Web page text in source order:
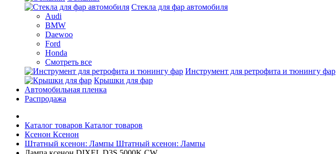
Стекла для фар автомобиля
Audi
BMW
Daewoo
Ford
Honda
Смотреть все
Инструмент для ретрофита и тюнингу фар
Крышки для фар
Автомобильная пленка
Распродажа
Каталог товаров Каталог товаров
Ксенон Ксенон
Штатный ксенон: Лампы Штатный ксенон: Лампы